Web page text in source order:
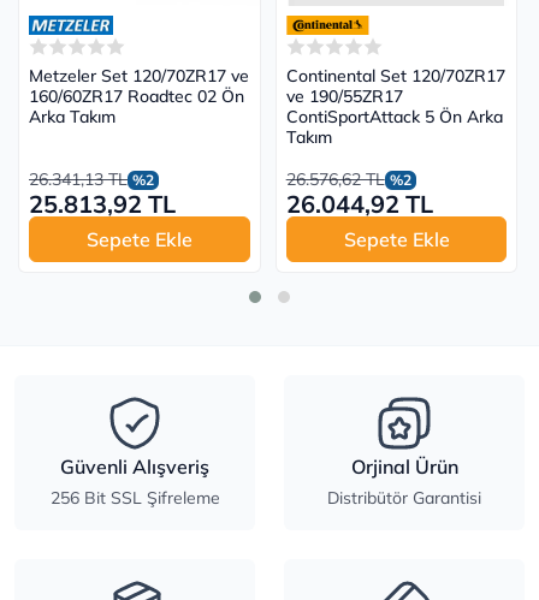
Metzeler Set 120/70ZR17 ve
160/60ZR17 Roadtec 02 Ön
Arka Takım
26.341,13 TL %2
25.813,92 TL
Sepete Ekle
Continental Set 120/70ZR17
ve 190/55ZR17
ContiSportAttack 5 Ön Arka
Takım
26.576,62 TL %2
26.044,92 TL
Sepete Ekle
Güvenli Alışveriş
256 Bit SSL Şifreleme
Orjinal Ürün
Distribütör Garantisi